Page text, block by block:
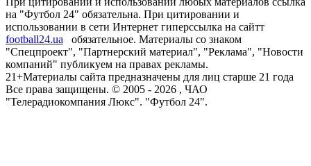
на "Футбол 24" обязательна. При цитировании и
использовании в сети Интернет гиперссылка на сайтт
football24.ua
обязательное. Материалы со знаком
"Спецпроект", "Партнерский материал", "Реклама", "Новости
компаний" публикуем на правах рекламы.
21+Материалы сайта предназначены для лиц старше 21 года
Все права защищены. © 2005 - 2026 , ЧАО
"Телерадиокомпания Люкс". "Футбол 24".